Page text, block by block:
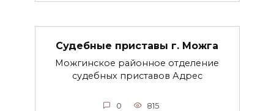
Судебные приставы г. Можга
Можгинское районное отделение
судебных приставов Адрес
0 815